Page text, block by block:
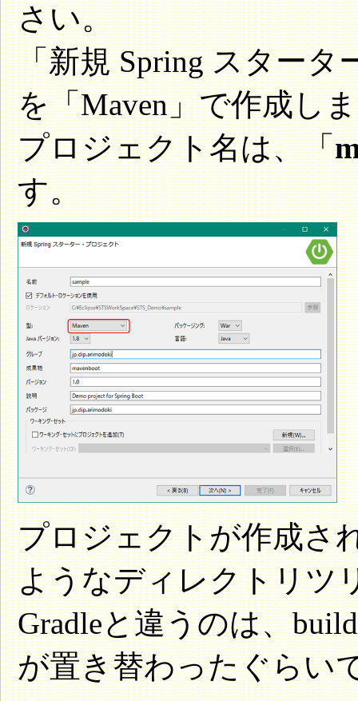
さい。
「新規 Spring スタータ
を「Maven」で作成し
プロジェクト名は、「
す。
プロジェクトが作成さ
ようなディレクトリツ
Gradleと違うのは、
が置き替わったぐらい